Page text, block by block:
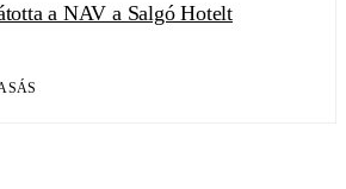
a NAV a Salgó Hotelt